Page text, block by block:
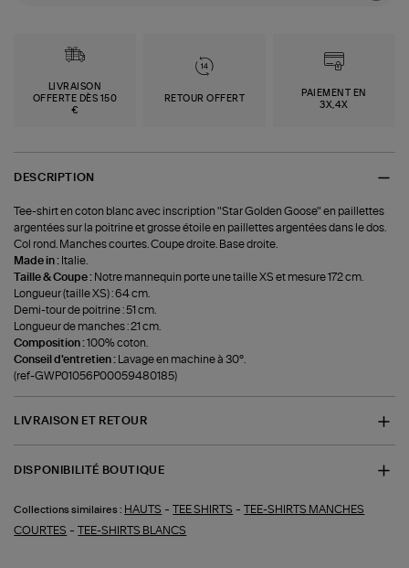
LIVRAISON
OFFERTE DÈS 150
€
RETOUR OFFERT
PAIEMENT EN
3X,4X
DESCRIPTION
Tee-shirt en coton blanc avec inscription "Star Golden Goose" en paillettes
argentées sur la poitrine et grosse étoile en paillettes argentées dans le dos.
Col rond. Manches courtes. Coupe droite. Base droite.
Made in : Italie.
Taille & Coupe : Notre mannequin porte une taille XS et mesure 172 cm.
Longueur (taille XS) : 64 cm.
Demi-tour de poitrine : 51 cm.
Longueur de manches : 21 cm.
Composition :100% coton.
Conseil d'entretien :
Lavage en machine à 30°.
(ref-GWP01056P00059480185)
LIVRAISON ET RETOUR
DISPONIBILITÉ BOUTIQUE
Collections similaires : HAUTS - TEE SHIRTS - TEE-SHIRTS MANCHES
COURTES - TEE-SHIRTS BLANCS